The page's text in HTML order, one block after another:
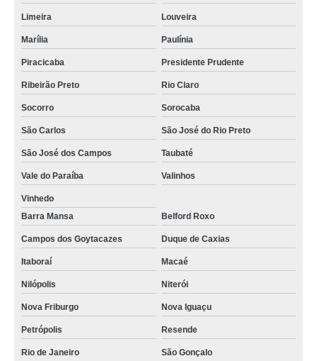
Limeira Louveira
Marília Paulínia
Piracicaba Presidente Prudente
Ribeirão Preto Rio Claro
Socorro Sorocaba
São Carlos São José do Rio Preto
São José dos Campos Taubaté
Vale do Paraíba Valinhos
Vinhedo
Barra Mansa
Belford Roxo
Campos dos Goytacazes Duque de Caxias
Itaboraí Macaé
Nilópolis Niterói
Nova Friburgo Nova Iguaçu
Petrópolis Resende
Rio de Janeiro São Gonçalo